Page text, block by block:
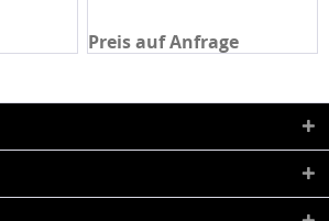
Preis auf Anfrage